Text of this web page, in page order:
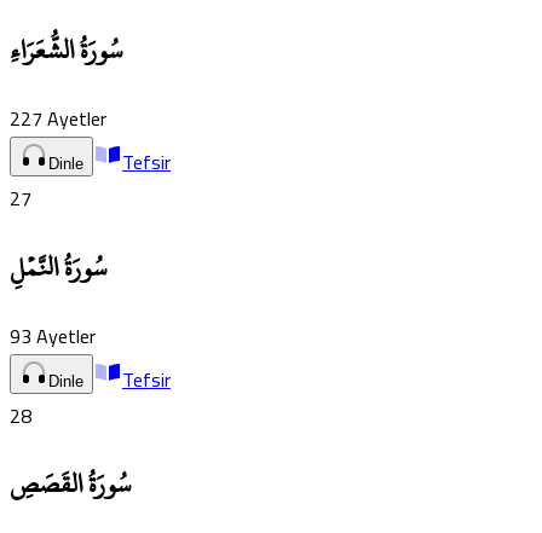
سُورَةُ الشُّعَرَاءِ
227Ayetler
Dinle
Tefsir
27
سُورَةُ النَّمۡلِ
93Ayetler
Dinle
Tefsir
28
سُورَةُ القَصَصِ